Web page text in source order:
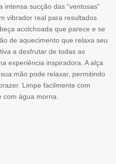
sucção das “ventosas”
vibrador real para resultados
acolchoada que parece e se
de aquecimento que relaxa seu
a desfrutar de todas as
experiência inspiradora. A alça
mão pode relaxar, permitindo
Limpe facilmente com
com água morna.